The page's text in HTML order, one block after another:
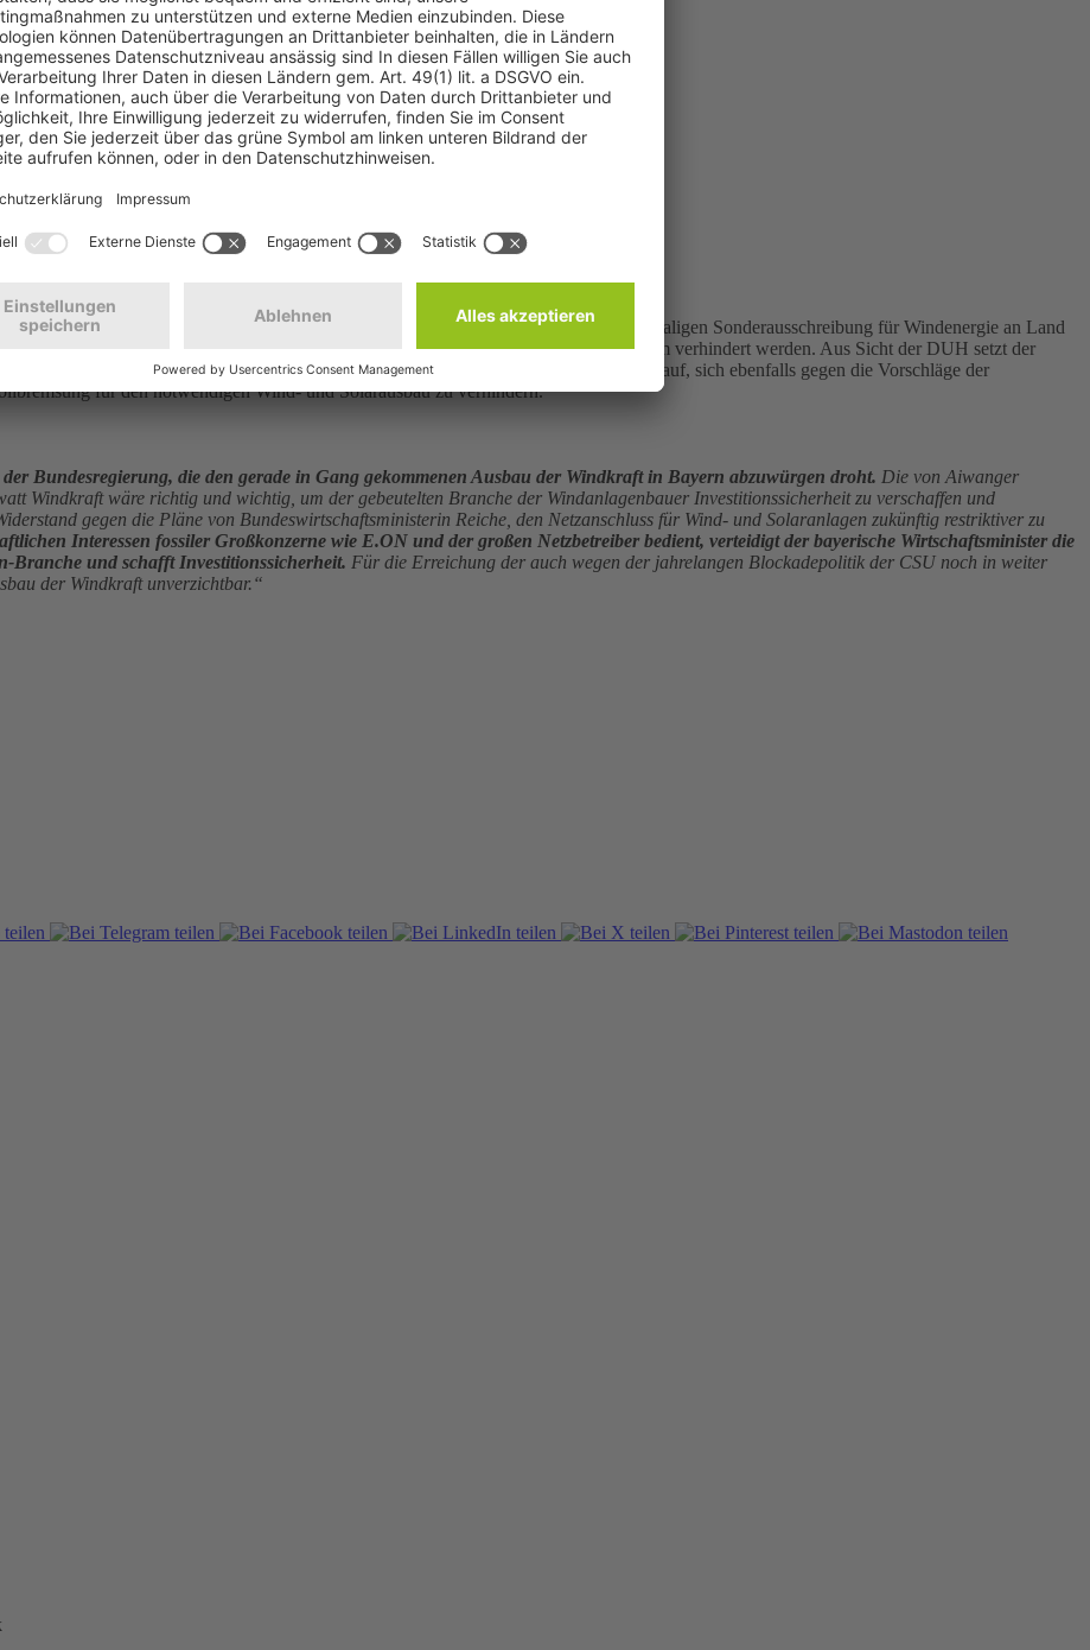
© psdesign1/Fotolia
von Bayerns Wirtschaftsminister Hubert Aiwanger zur Einführung einer einmaligen Sonderausschreibung für Windenergie an Land
genehmigte Projekte schneller realisiert und ein drohender Ausbau-Stau wirksam verhindert werden. Aus Sicht der DUH setzt der
Umsetzung vorhandener Genehmigungen. Die DUH fordert andere Bundesländer auf, sich ebenfalls gegen die Vorschläge der
für den notwendigen Wind- und Solarausbau zu verhindern.
Bundesregierung, die den gerade in Gang gekommenen Ausbau der Windkraft in Bayern abzuwürgen droht. Die von Aiwanger
Windkraft wäre richtig und wichtig, um der gebeutelten Branche der Windanlagenbauer Investitionssicherheit zu verschaffen und
gegen die Pläne von Bundeswirtschaftsministerin Reiche, den Netzanschluss für Wind- und Solaranlagen zukünftig restriktiver zu
Interessen fossiler Großkonzerne wie E.ON und der großen Netzbetreiber bedient, verteidigt der bayerische Wirtschaftsminister die
Branche und schafft Investitionssicherheit. Für die Erreichung der auch wegen der jahrelangen Blockadepolitik der CSU noch in weiter
der Windkraft unverzichtbar.“